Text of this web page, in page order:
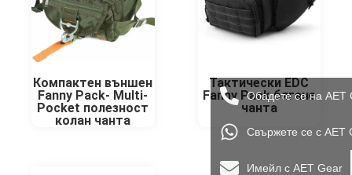
Компактен външен
Fanny Pack- Multi-
Pocket полезност
колан чанта
Тактически EDC
Fanny Pack бягане
чанта
Обадете се на AET
Свържете се с AET
Имейл с AET Gear